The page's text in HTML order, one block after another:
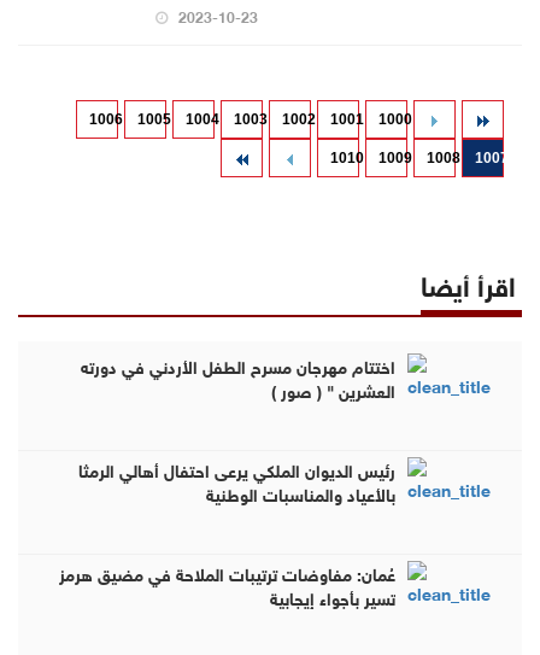
2023-10-23
1000
1001
1002
1003
1004
1005
1006
1007
1008
1009
1010
اقرأ أيضا
اختتام مهرجان مسرح الطفل الأردني في دورته
العشرين " ( صور )
رئيس الديوان الملكي يرعى احتفال أهالي الرمثا
بالأعياد والمناسبات الوطنية
عُمان: مفاوضات ترتيبات الملاحة في مضيق هرمز
تسير بأجواء إيجابية